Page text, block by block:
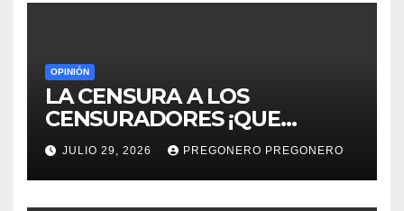
OPINIÓN
LA CENSURA A LOS
CENSURADORES ¡QUE
HORROR!
JULIO 29, 2026 PREGONERO PREGONERO